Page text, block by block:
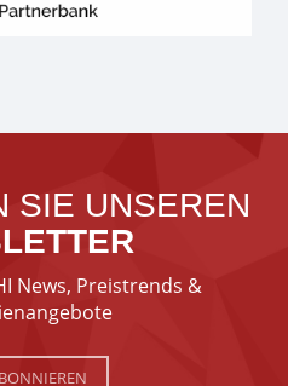
SIE UNSEREN
News, Preistrends &